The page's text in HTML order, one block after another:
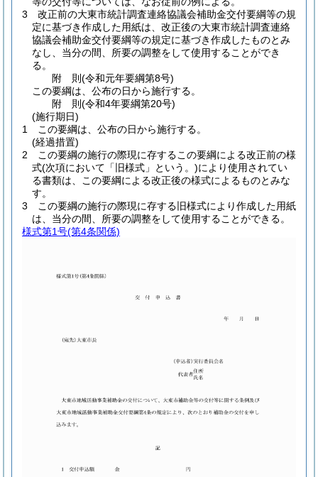
3
改正前の大東市統計調査連絡協議会補助金交付要綱等の規
定に基づき作成した用紙は、改正後の大東市統計調査連絡
協議会補助金交付要綱等の規定に基づき作成したものとみ
なし、当分の間、所要の調整をして使用することができ
る。
附 則(令和元年要綱第8号)
この要綱は、公布の日から施行する。
附 則(令和4年要綱第20号)
(施行期日)
1
この要綱は、公布の日から施行する。
(経過措置)
2
この要綱の施行の際現に存するこの要綱による改正前の様
式(次項において「旧様式」という。)により使用されてい
る書類は、この要綱による改正後の様式によるものとみな
す。
3
この要綱の施行の際現に存する旧様式により作成した用紙
は、当分の間、所要の調整をして使用することができる。
様式第1号(第4条関係)